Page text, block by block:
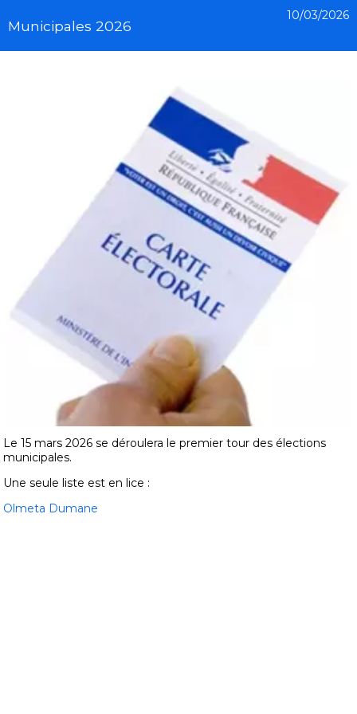
Municipales 2026
10/03/2026
Le 15 mars 2026 se déroulera le premier tour des élections
municipales.
Une seule liste est en lice :
Olmeta Dumane